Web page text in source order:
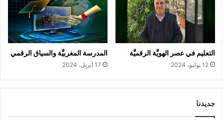
التعليم في عصر الهويَّة الرقميَّة
12 يوليو، 2024
المدرسة المغربيَّة والسياق الرقمي
17 أبريل، 2024
جديدنا